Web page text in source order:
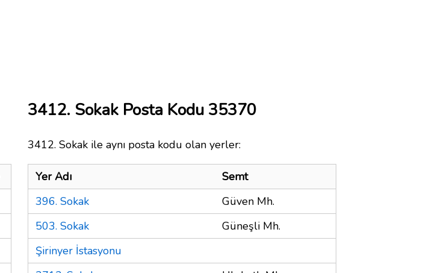
3412. Sokak Posta Kodu 35370
3412. Sokak ile aynı posta kodu olan yerler:
Yer Adı
Semt
396. Sokak
Güven Mh.
503. Sokak
Güneşli Mh.
Şirinyer İstasyonu